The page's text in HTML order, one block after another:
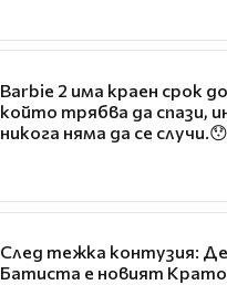
Barbie 2 има краен срок
който трябва да спази,
никога няма да се
След тежка контузия:
Батиста е новият